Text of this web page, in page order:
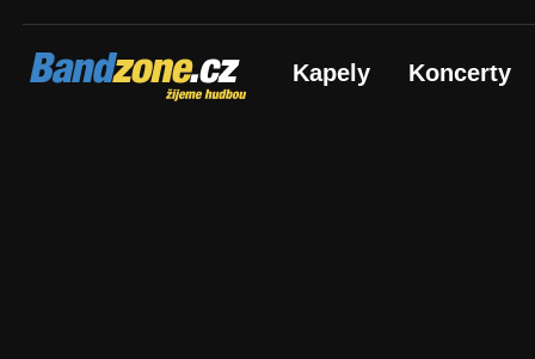
Bandzone.cz
žijeme hudbou Kapely Koncerty